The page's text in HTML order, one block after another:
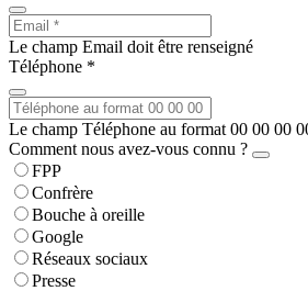
Le champ Email doit être renseigné
Téléphone *
Le champ Téléphone au format 00 00 00
Comment nous avez-vous connu ?
FPP
Confrère
Bouche à oreille
Google
Réseaux sociaux
Presse